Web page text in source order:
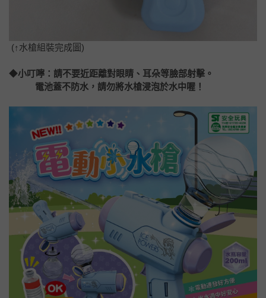
(↑水槍組裝完成圖)
◆小叮嚀：請不要近距離對眼睛、耳朵等臉部射擊。
電池蓋不防水，請勿將水槍浸泡於水中喔！